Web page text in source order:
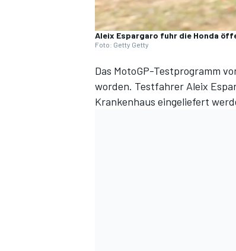
Aleix Espargaro fuhr die Honda
Foto: Getty Getty
Das MotoGP-Testprogramm
worden. Testfahrer Aleix
Krankenhaus eingeliefert